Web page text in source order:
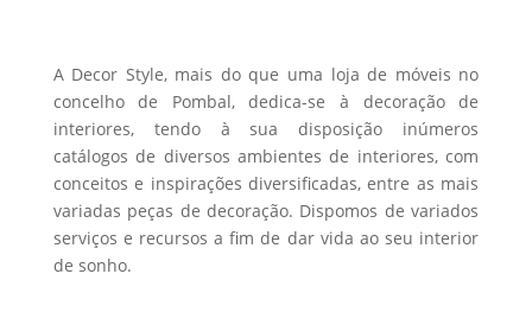
A Decor Style, mais do que uma loja de móveis no
concelho de Pombal, dedica-se à decoração de
interiores, tendo à sua disposição inúmeros
catálogos de diversos ambientes de interiores, com
conceitos e inspirações diversificadas, entre as mais
variadas peças de decoração. Dispomos de variados
serviços e recursos a fim de dar vida ao seu interior
de sonho.